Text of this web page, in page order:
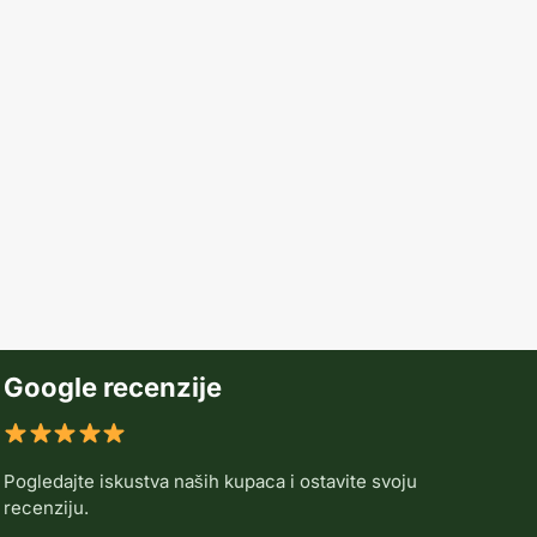
Google recenzije
Pogledajte iskustva naših kupaca i ostavite svoju
recenziju.